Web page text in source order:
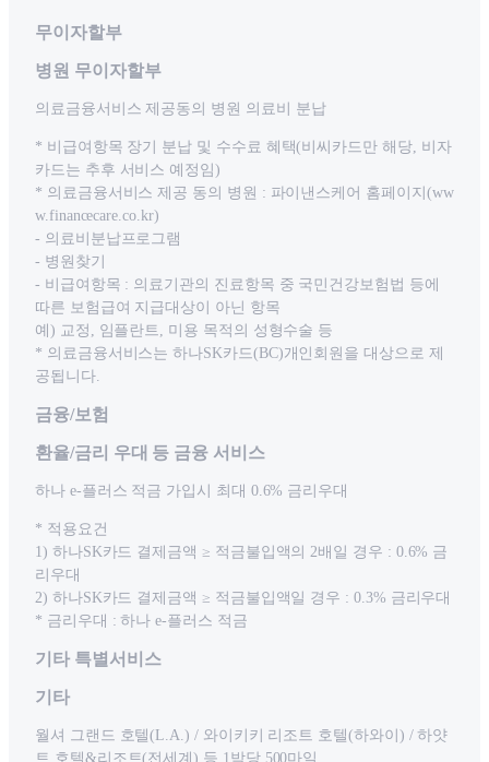
무이자할부
병원 무이자할부
의료금융서비스 제공동의 병원 의료비 분납
* 비급여항목 장기 분납 및 수수료 혜택(비씨카드만 해당, 비자
카드는 추후 서비스 예정임)
* 의료금융서비스 제공 동의 병원 : 파이낸스케어 홈페이지(ww
w.financecare.co.kr)
- 의료비분납프로그램
- 병원찾기
- 비급여항목 : 의료기관의 진료항목 중 국민건강보험법 등에
따른 보험급여 지급대상이 아닌 항목
예) 교정, 임플란트, 미용 목적의 성형수술 등
* 의료금융서비스는 하나SK카드(BC)개인회원을 대상으로 제
공됩니다.
금융/보험
환율/금리 우대 등 금융 서비스
하나 e-플러스 적금 가입시 최대 0.6% 금리우대
* 적용요건
1) 하나SK카드 결제금액 ≥ 적금불입액의 2배일 경우 : 0.6% 금
리우대
2) 하나SK카드 결제금액 ≥ 적금불입액일 경우 : 0.3% 금리우대
* 금리우대 : 하나 e-플러스 적금
기타 특별서비스
기타
월셔 그랜드 호텔(L.A.) / 와이키키 리조트 호텔(하와이) / 하얏
트 호텔&리조트(전세계) 등 1박당 500마일